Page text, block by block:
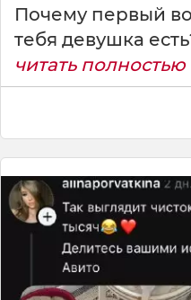
Почему первый
тебя девушка
читать полностью